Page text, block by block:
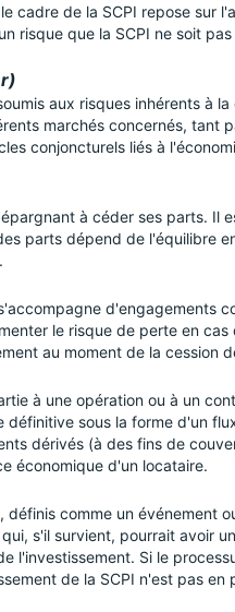
cadre de la SCPI repose sur
risque que la SCPI ne soit
aux risques inhérents à
marchés concernés, tant
conjoncturels liés à
à céder ses parts. Il
parts dépend de l'équilibre
d'engagements
le risque de perte en
au moment de la cession
à une opération ou à un
sous la forme d'un
dérivés (à des fins de
économique d'un locataire.
comme un événement
s'il survient, pourrait avoir
l'investissement. Si le
de la SCPI n'est pas en